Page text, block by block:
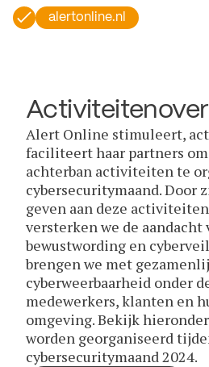
alertonline.nl
Alert Online stimuleert,
faciliteert haar partners
achterban activiteiten te
cybersecuritymaand. Door
geven aan deze
versterken we de
bewustwording en
brengen we met
cyberweerbaarheid onder
medewerkers, klanten en
omgeving. Bekijk
worden georganiseerd
cybersecuritymaand 2024.